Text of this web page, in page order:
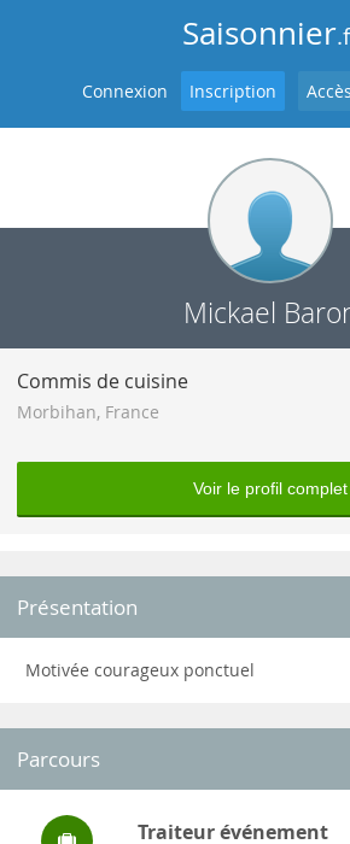
Saisonnier
Connexion Inscription
Mickael
Commis de cuisine
Morbihan, France
Voir le profil complet
Présentation
Motivée courageux ponctuel
Parcours
Traiteur événement